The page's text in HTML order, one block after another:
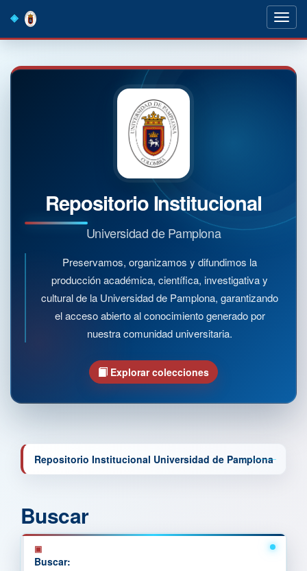
navigation
Repositorio Institucional
Universidad de Pamplona
Preservamos, organizamos y difundimos la
producción académica, científica, investigativa y
cultural de la Universidad de Pamplona, garantizando
el acceso abierto al conocimiento generado por
nuestra comunidad universitaria.
Explorar colecciones
Repositorio Institucional Universidad de Pamplona
Buscar
Buscar: